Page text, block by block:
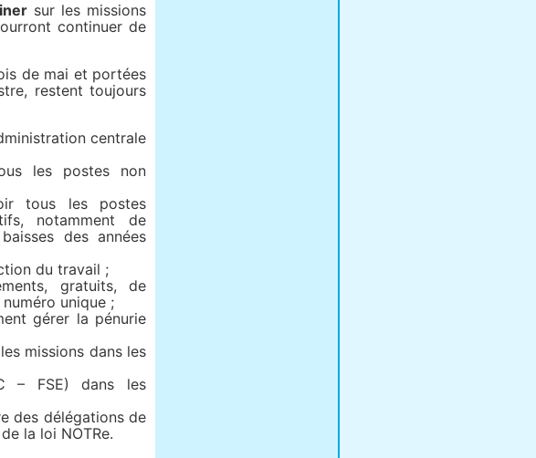
sur les missions
continuer de
de mai et portées
restent toujours
centrale
les postes non
tous les postes
notamment de
des années
du travail ;
gratuits, de
unique ;
gérer la pénurie
missions dans les
– FSE) dans les
des délégations de
la loi NOTRe.